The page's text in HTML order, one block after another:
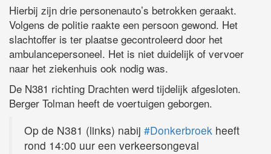
Hierbij zijn drie personenauto’s betrokken geraakt.
Volgens de politie raakte een persoon gewond. Het
slachtoffer is ter plaatse gecontroleerd door het
ambulancepersoneel. Het is niet duidelijk of vervoer
naar het ziekenhuis ook nodig was.
De N381 richting Drachten werd tijdelijk afgesloten.
Berger Tolman heeft de voertuigen geborgen.
Op de N381 (links) nabij #Donkerbroek heeft
rond 14:00 uur een verkeersongeval